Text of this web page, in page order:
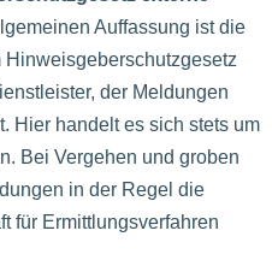
Auffassung ist die
der Meldungen
Hier handelt es sich stets um
Bei Vergehen und groben
in der Regel die
für Ermittlungsverfahren